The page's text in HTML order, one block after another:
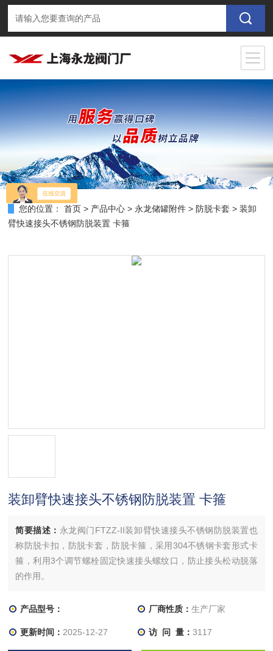
您的位置： 首页 > 产品中心 > 永龙储罐附件 > 防脱卡套 > 装卸
臂快速接头不锈钢防脱装置 卡箍
装卸臂快速接头不锈钢防脱装置 卡箍
简要描述： 永龙阀门FTZZ-II装卸臂快速接头不锈钢防脱装置也
称防脱卡扣，防脱卡套，防脱卡箍，采用304不锈钢卡套形式卡
箍，利用3个调节螺栓固定快速接头螺纹口，防止接头松动脱落
的作用。
产品型号： 厂商性质： 生产厂家
更新时间： 2025-12-27 访 问 量： 3117